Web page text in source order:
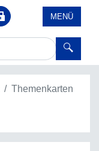
MENÜ
Themenkarten